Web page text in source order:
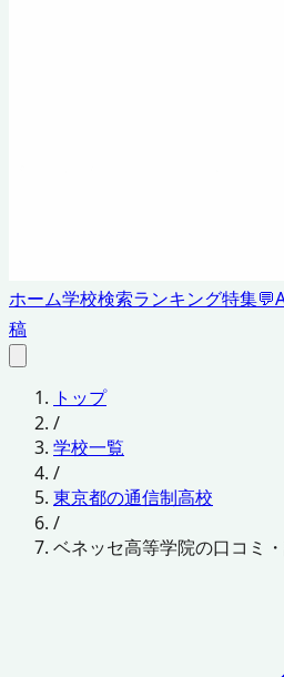
ホーム学校検索ランキング特集💬
稿
トップ
/
学校一覧
/
東京都の通信制高校
/
ベネッセ高等学院の口コミ